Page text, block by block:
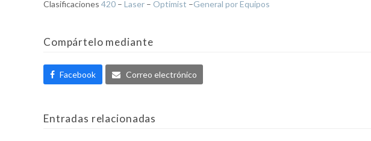
Clasificaciones 420 – Laser – Optimist –General por Equipos
Compártelo mediante
Facebook Correo electrónico
Entradas relacionadas